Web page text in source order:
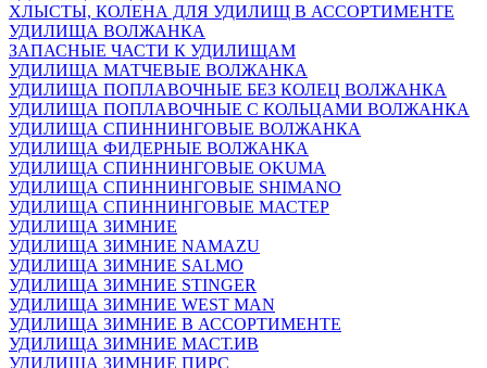
ХЛЫСТЫ, КОЛЕНА ДЛЯ УДИЛИЩ В АССОРТИМЕНТЕ
УДИЛИЩА ВОЛЖАНКА
ЗАПАСНЫЕ ЧАСТИ К УДИЛИЩАМ
УДИЛИЩА МАТЧЕВЫЕ ВОЛЖАНКА
УДИЛИЩА ПОПЛАВОЧНЫЕ БЕЗ КОЛЕЦ ВОЛЖАНКА
УДИЛИЩА ПОПЛАВОЧНЫЕ С КОЛЬЦАМИ ВОЛЖАНКА
УДИЛИЩА СПИННИНГОВЫЕ ВОЛЖАНКА
УДИЛИЩА ФИДЕРНЫЕ ВОЛЖАНКА
УДИЛИЩА СПИННИНГОВЫЕ OKUMA
УДИЛИЩА СПИННИНГОВЫЕ SHIMANO
УДИЛИЩА СПИННИНГОВЫЕ МАСТЕР
УДИЛИЩА ЗИМНИЕ
УДИЛИЩА ЗИМНИЕ NAMAZU
УДИЛИЩА ЗИМНИЕ SALMO
УДИЛИЩА ЗИМНИЕ STINGER
УДИЛИЩА ЗИМНИЕ WEST MAN
УДИЛИЩА ЗИМНИЕ В АССОРТИМЕНТЕ
УДИЛИЩА ЗИМНИЕ МАСТ.ИВ
УДИЛИЩА ЗИМНИЕ ПИРС